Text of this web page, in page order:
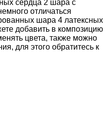
сердца 2 шара с
отличаться
шара 4 латексных
добавить в композицию
цвета, также можно
для этого обратитесь к